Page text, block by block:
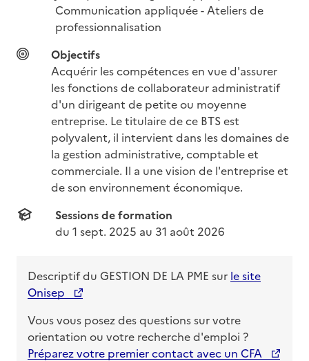
Communication appliquée - Ateliers de
professionnalisation
Objectifs
Acquérir les compétences en vue d'assurer
les fonctions de collaborateur administratif
d'un dirigeant de petite ou moyenne
entreprise. Le titulaire de ce BTS est
polyvalent, il intervient dans les domaines de
la gestion administrative, comptable et
commerciale. Il a une vision de l'entreprise et
de son environnement économique.
Sessions de formation
du 1 sept. 2025 au 31 août 2026
Descriptif du GESTION DE LA PME sur le site
Onisep
Vous vous posez des questions sur votre
orientation ou votre recherche d'emploi ?
Préparez votre premier contact avec un CFA